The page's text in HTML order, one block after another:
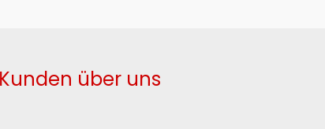
über uns